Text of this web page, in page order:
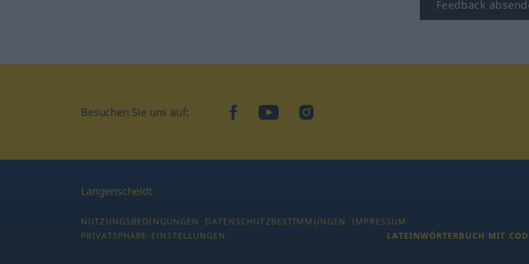
Feedback
Besuchen Sie uns auf: facebookYouTubeInstagram
Langenscheidt
NUTZUNGSBEDINGUNGEN DATENSCHUTZBESTIMMUNGEN
IMPRESSUM
PRIVATSPHÄRE-EINSTELLUNGEN
LATEINWÖRTERBUCH MIT